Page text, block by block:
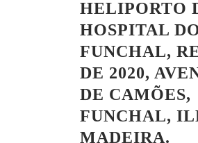
HELIPORTO
HOSPITAL
FUNCHAL,
DE 2020,
DE CAMÕES,
FUNCHAL,
MADEIRA.